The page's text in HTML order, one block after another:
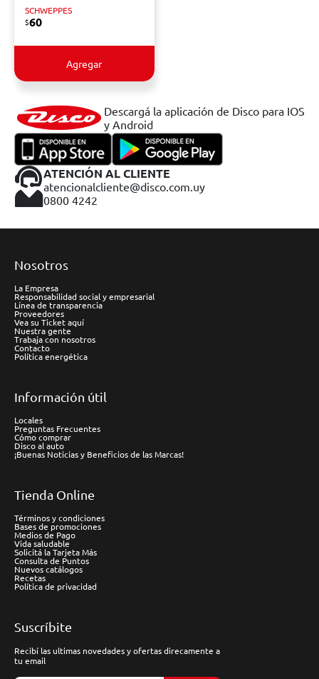
SCHWEPPES
$60
Agregar
Descargá la aplicación de Disco para IOS
y Android
ATENCIÓN AL CLIENTE
atencionalcliente@disco.com.uy
0800 4242
Nosotros
La Empresa
Responsabilidad social y empresarial
Línea de transparencia
Proveedores
Vea su Ticket aquí
Nuestra gente
Trabaja con nosotros
Contacto
Política energética
Información útil
Locales
Preguntas Frecuentes
Cómo comprar
Disco al auto
¡Buenas Noticias y Beneficios de las Marcas!
Tienda Online
Términos y condiciones
Bases de promociones
Medios de Pago
Vida saludable
Solicitá la Tarjeta Más
Consulta de Puntos
Nuevos catálogos
Recetas
Política de privacidad
Suscríbite
Recibí las ultimas novedades y ofertas direcamente a
tu email